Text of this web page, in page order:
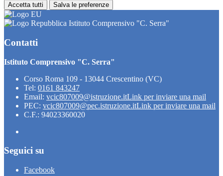
Accetta tutti Salva le preferenze
Istituto Comprensivo "C. Serra"
Contatti
Istituto Comprensivo "C. Serra"
Corso Roma 109 - 13044 Crescentino (VC)
Tel: 0161 843247
Email: vcic807009@istruzione.itLink per inviare una mail
PEC: vcic807009@pec.istruzione.itLink per inviare una mail
C.F.: 94023360020
Seguici su
Facebook